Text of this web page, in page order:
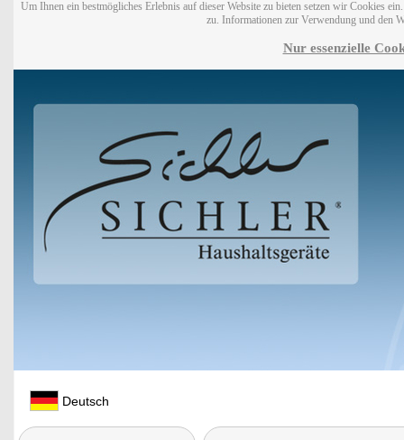
Um Ihnen ein bestmögliches Erlebnis auf dieser Website zu bieten setzen wir Cookies
zu. Informationen zur Verwendung und den
Nur essenzielle
Deutsch